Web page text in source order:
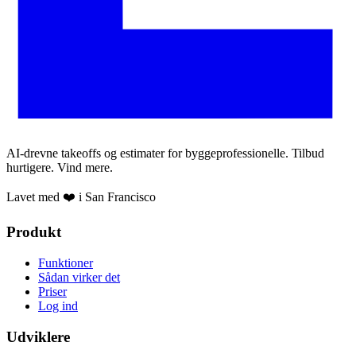
AI-drevne takeoffs og estimater for byggeprofessionelle. Tilbud
hurtigere. Vind mere.
Lavet med ❤️ i San Francisco
Produkt
Funktioner
Sådan virker det
Priser
Log ind
Udviklere